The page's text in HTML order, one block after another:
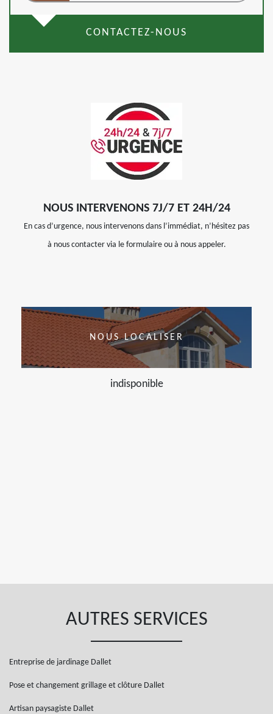
CONTACTEZ-NOUS
NOUS INTERVENONS 7J/7 ET 24H/24
En cas d’urgence, nous intervenons dans l’immédiat, n’hésitez pas
à nous contacter via le formulaire ou à nous appeler.
NOUS LOCALISER
indisponible
AUTRES SERVICES
Entreprise de jardinage Dallet
Pose et changement grillage et clôture Dallet
Artisan paysagiste Dallet